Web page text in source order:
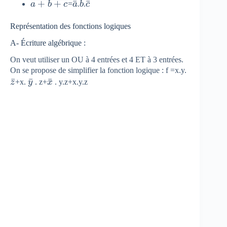
{ a.b.c }
{ a{ b{ c }
\overline
}
a + b + c=\bar
}
a
ˉ.\bar
}
b.\bar
c
ˉ
Représentation des fonctions logiques
A- Écriture algébrique :
On veut utiliser un OU à 4 entrées et 4 ET à 3 entrées.
On se propose de simplifier la fonction logique : f =x.y.
z
ˉ+x. \bar
y
ˉ . z+\bar
x
ˉ . y.z+x.y.z